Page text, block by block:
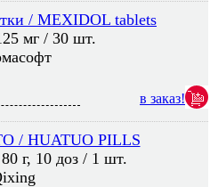
/ MEXIDOL tablets
мг / 30 шт.
в заказ!
HUATUO PILLS
г, 10 доз / 1 шт.